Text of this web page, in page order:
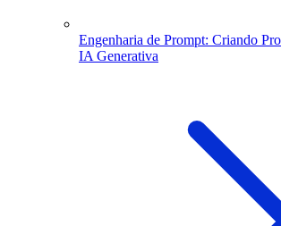
Engenharia de Prompt: Criando
IA Generativa